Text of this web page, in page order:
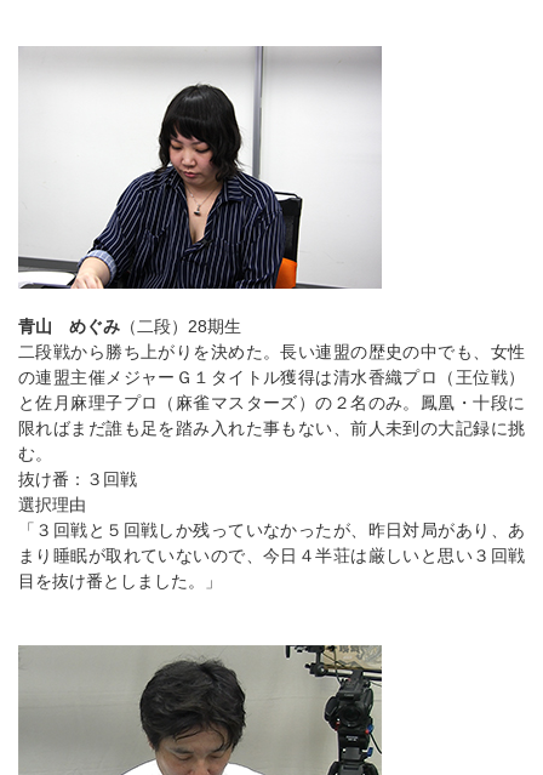
青山 めぐみ （二段）28期生
二段戦から勝ち上がりを決めた。長い連盟の歴史の中でも、女性
の連盟主催メジャーＧ１タイトル獲得は清水香織プロ（王位戦）
と佐月麻理子プロ（麻雀マスターズ）の２名のみ。鳳凰・十段に
限ればまだ誰も足を踏み入れた事もない、前人未到の大記録に挑
む。
抜け番：３回戦
選択理由
「３回戦と５回戦しか残っていなかったが、昨日対局があり、あ
まり睡眠が取れていないので、今日４半荘は厳しいと思い３回戦
目を抜け番としました。」